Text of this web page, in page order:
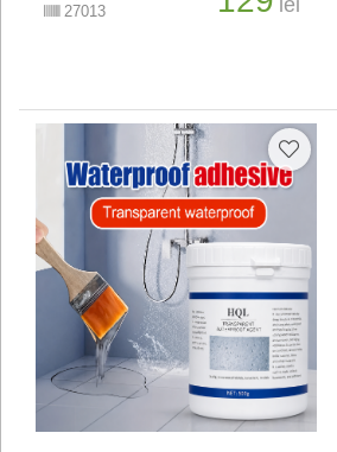
27013 lei